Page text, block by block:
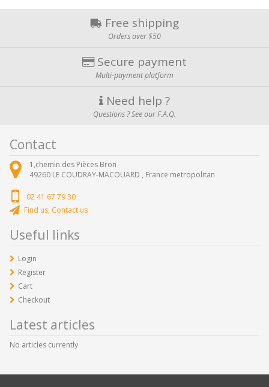
Free shipping
Orders over $50
Secure payment
Multi-payment platform
Need help ?
Questions ? See our F.A.Q.
Contact
1,chemin des Pièces Bron
49260 LE COUDRAY-MACOUARD , France metropolitan
02 41 67 79 30
Find us, Contact us
Useful links
Login
Register
Cart
Checkout
Latest articles
No articles currently